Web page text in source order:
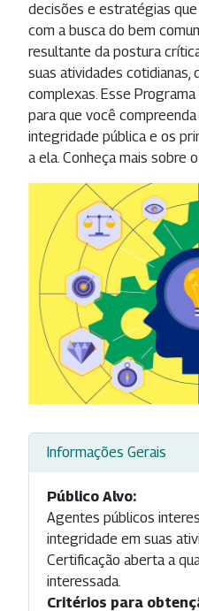
decisões e estratégias
com a busca do bem
resultante da postura
suas atividades cotidianas,
complexas. Esse
para que você
integridade pública e os
a ela. Conheça mais sobre
Informações Gerais
Público Alvo:
Agentes públicos
integridade em suas
Certificação aberta a
interessada.
Critérios para